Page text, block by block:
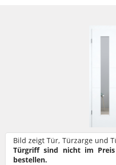
Bild zeigt Tür, Türzarge und
Türgriff sind nicht im
bestellen.